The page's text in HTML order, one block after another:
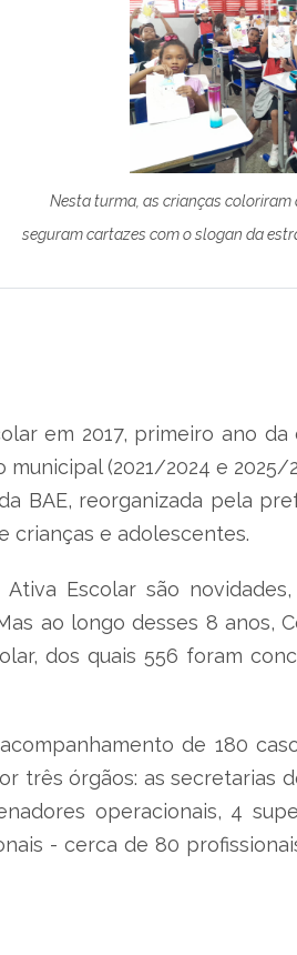
Nesta turma, as crianças coloriram
seguram cartazes com o slogan da
em 2017, primeiro ano
(2021/2024 e 2025/
BAE, reorganizada pela
crianças e adolescentes.
Escolar são
ao longo desses 8 anos,
dos quais 556 foram
de 180
órgãos: as secretarias
operacionais, 4
- cerca de 80